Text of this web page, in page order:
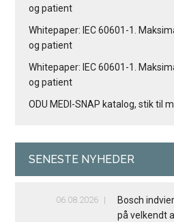
og patient
Whitepaper: IEC 60601-1.
og patient
Whitepaper: IEC 60601-1.
og patient
ODU MEDI-SNAP katalog, stik til
SENESTE NYHEDER
06.08.2026
Bosch
på velkendt